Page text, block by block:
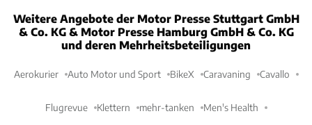
Weitere Angebote der Motor Presse Stuttgart GmbH
& Co. KG & Motor Presse Hamburg GmbH & Co. KG
und deren Mehrheitsbeteiligungen
Aerokurier Auto Motor und Sport BikeX Caravaning Cavallo
Flugrevue Klettern mehr-tanken Men's Health